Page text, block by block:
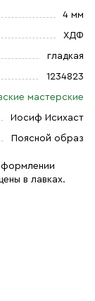
4 мм
ХДФ
гладкая
1234823
мастерские
Иосиф Исихаст
Поясной образ
в лавках.